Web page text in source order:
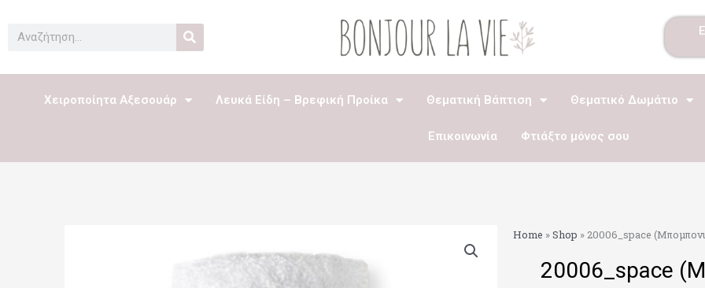
περιεχόμενο
Search
Χειροποίητα Αξεσουάρ Λευκά Είδη – Βρεφική Προίκα Θεματική Βάπτιση Θεματικό Δωμάτιο
Επικοινωνία Φτιάξτο μόνος σου
Home »Shop » 20006_space
20006_space